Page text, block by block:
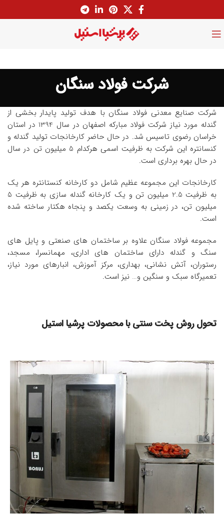
شرکت فولاد سنگان
شرکت صنایع معدنی فولاد سنگان با هدف تولید پایدار بخشی از
گندله مورد نیاز شرکت فولاد مبارکه اصفهان در سال 1394 در استان
خراسان رضوی تاسیس شد. در حال حاضر کارخانجات تولید گندله و
کنسانتره این شرکت به ظرفیت اسمی هرکدام 5 میلیون تن در سال
در حال بهره برداری است.
کارخانجات این مجموعه عظیم شامل دو کارخانه کنستانتره هر یک
به ظرفیت 2.5 میلیون تن و یک کارخانه گندله سازی به ظرفیت 5
میلیون تن، در زمینی به وسعت یکصد و پنجاه هکتار ساخته شده
است.
مجموعه فولاد سنگان علاوه بر ساختمان های صنعتی و پایل های
سنگ و گندله دارای ساختمان های اداری، مهمانسرا، مسجد،
رستوران، آتش نشانی، بهداری، مرکز آموزش، انبارهای مورد نیاز،
تعمیرگاه سبک و سنگین و… نیز است.
تحول روش پخت سنتی با محصولات پرشیا استیل